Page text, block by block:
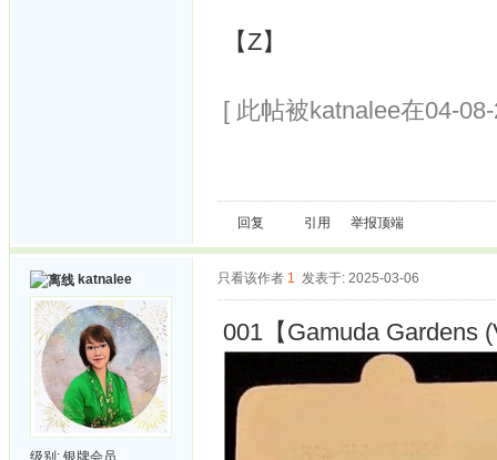
【Z】
[ 此帖被katnalee在04-
回复 引用 举报顶端
katnalee
级别: 银牌会员
只看该作者 1 发表于: 2025-03-06
001【Gamuda Gardens